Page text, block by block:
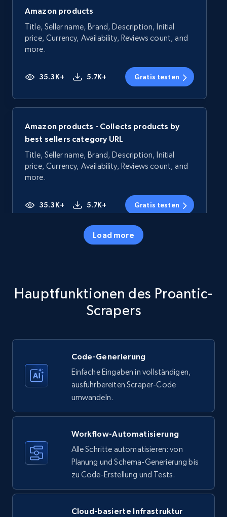
Amazon products
Title, Seller name, Brand, Description, Initial
price, Currency, Availability, Reviews count, and
more.
35.3K+ 5.7K+ Gratis testen
Amazon products - Collects products by
best sellers category URL
Title, Seller name, Brand, Description, Initial
price, Currency, Availability, Reviews count, and
more.
35.3K+ 5.7K+ Gratis testen
price, Currency, Availability, Reviews count, and
Amazon products - Collects products by
specific keywords
Title, Seller name, Brand, Description, Initial
35.3K+ 5.7K+ Gratis testen
Amazon products - find products by using
Load more
Hauptfunktionen des Proantic-
Scrapers
Code-Generierung
Einfache Eingaben in vollständigen,
ausführbereiten Scraper-Code
umwandeln.
Workflow-Automatisierung
Alle Schritte automatisieren: von
Planung und Schema-Generierung bis
zu Code-Erstellung und Tests.
Cloud-basierte Infrastruktur